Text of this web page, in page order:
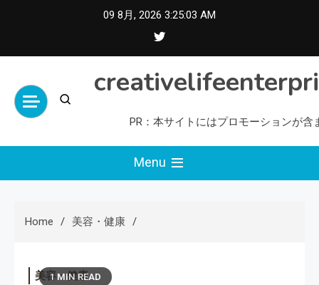
09 8月, 2026 3:25:04 AM
PR：本サイトにはプロモーションが含
Menu
Home 美容・健康
1 MIN READ
美容・健康